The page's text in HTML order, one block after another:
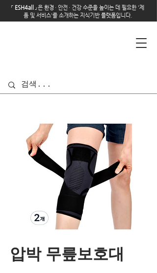
「 ESH4all 」은 환경 · 안전 · 건강 수준을 높이는 데 필요한 '제
품 및 서비스'를 소개하는 지식기반 플랫폼입니다.
압박 무릎보호대